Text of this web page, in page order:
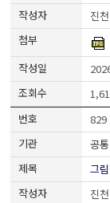
진
829
공통
그
진